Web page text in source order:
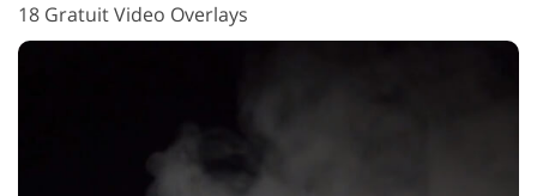
18 Gratuit Video Overlays